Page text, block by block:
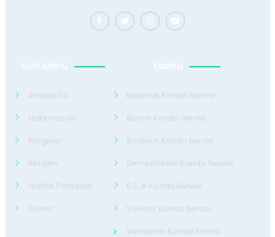
Hızlı Menü
Anasayfa
Hakkımızda
Bölgeler
İletişim
Gizlilik Politikası
Galeri
Marka
Baymak Kombi Servisi
Bosch Kombi Servisi
Buderus Kombi Servisi
Demirdöküm Kombi Servisi
E.C.A Kombi Servisi
Valiant Kombi Servisi
Viessman Kombi Servisi